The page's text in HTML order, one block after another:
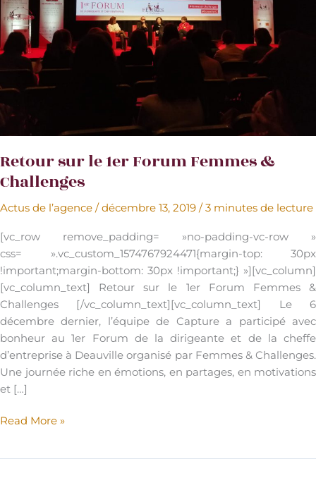
Retour sur le 1er Forum Femmes &
Challenges
Actus de l’agence /décembre 13, 2019 /3 minutes de lecture
[vc_row remove_padding= »no-padding-vc-row »
css= ».vc_custom_1574767924471{margin-top: 30px
!important;margin-bottom: 30px !important;} »][vc_column]
[vc_column_text] Retour sur le 1er Forum Femmes &
Challenges [/vc_column_text][vc_column_text] Le 6
décembre dernier, l’équipe de Capture a participé avec
bonheur au 1er Forum de la dirigeante et de la cheffe
d’entreprise à Deauville organisé par Femmes & Challenges.
Une journée riche en émotions, en partages, en motivations
et […]
Retour
Read More »